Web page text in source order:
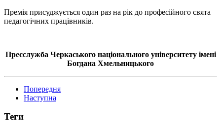
Премія присуджується один раз на рік до професійного свята
педагогічних працівників.
Пресслужба Черкаського національного університету імені
Богдана Хмельницького
Попередня
Наступна
Теги